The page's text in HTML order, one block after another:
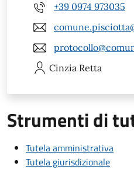
+39 0974 973035
Cinzia Retta
Strumenti di
Tutela amministrativa
Tutela giurisdizionale